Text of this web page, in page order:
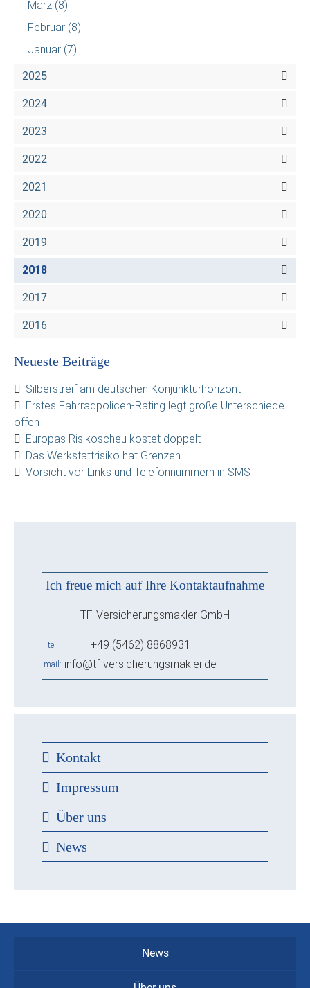
März (8)
Februar (8)
Januar (7)
2025
2024
2023
2022
2021
2020
2019
2018
2017
2016
Neueste Beiträge
Silberstreif am deutschen Konjunkturhorizont
Erstes Fahrradpolicen-Rating legt große Unterschiede
offen
Europas Risikoscheu kostet doppelt
Das Werkstattrisiko hat Grenzen
Vorsicht vor Links und Telefonnummern in SMS
Ich freue mich auf Ihre Kontaktaufnahme
TF-Versicherungsmakler GmbH
tel +49 (5462) 8868931
mail info@tf-versicherungsmakler.de
Kontakt
Impressum
Über uns
News
News